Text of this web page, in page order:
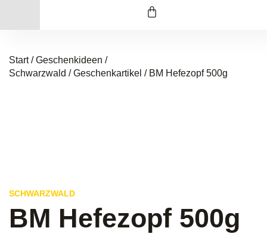
Start/Geschenkideen /
Schwarzwald /Geschenkartikel / BM Hefezopf 500g
SCHWARZWALD
BM Hefezopf 500g